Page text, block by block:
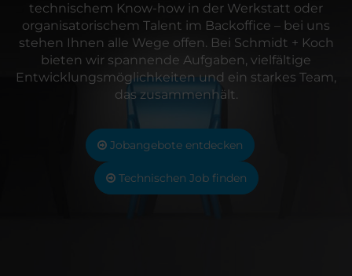
technischem Know-how in der Werkstatt oder
organisatorischem Talent im Backoffice – bei uns
stehen Ihnen alle Wege offen. Bei Schmidt + Koch
bieten wir spannende Aufgaben, vielfältige
Entwicklungsmöglichkeiten und ein starkes Team,
das zusammenhält.
Jobangebote entdecken
Technischen Job finden